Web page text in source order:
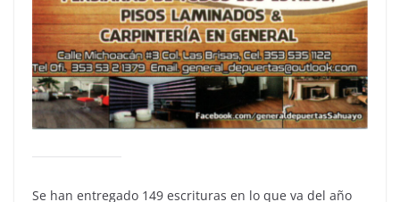
Se han entregado 149 escrituras en lo que va del año